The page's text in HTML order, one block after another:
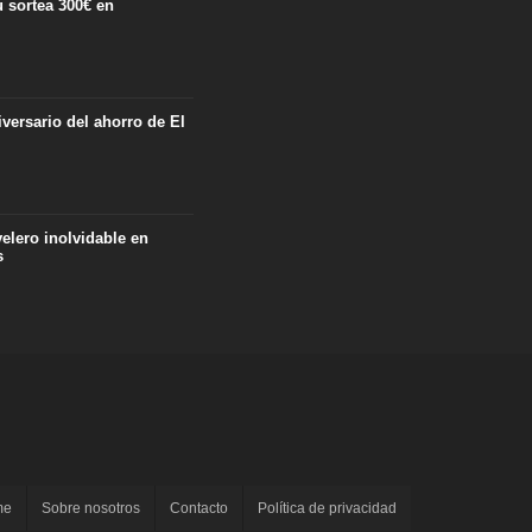
sortea 300€ en
del ahorro de El
inolvidable en
Sobre nosotros Contacto Política de privacidad